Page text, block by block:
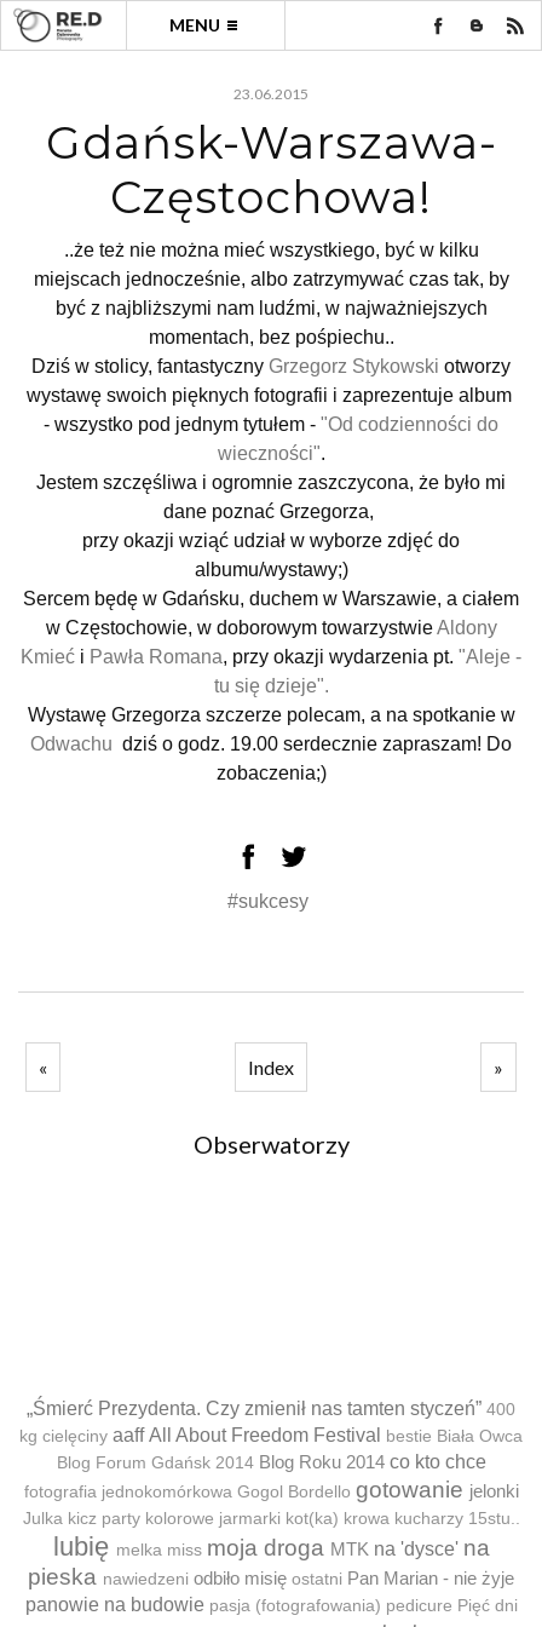
MENU
23.06.2015
Gdańsk-Warszawa-
Częstochowa!
..że też nie można mieć wszystkiego, być w kilku
miejscach jednocześnie, albo zatrzymywać czas tak, by
być z najbliższymi nam ludźmi, w najważniejszych
momentach, bez pośpiechu..
Dziś w stolicy, fantastyczny Grzegorz Stykowski otworzy
wystawę swoich pięknych fotografii i zaprezentuje album
- wszystko pod jednym tytułem - "Od codzienności do
wieczności".
Jestem szczęśliwa i ogromnie zaszczycona, że było mi
dane poznać Grzegorza,
przy okazji wziąć udział w wyborze zdjęć do
albumu/wystawy;)
Sercem będę w Gdańsku, duchem w Warszawie, a ciałem
w Częstochowie, w doborowym towarzystwieAldony
Kmieć i Pawła Romana, przy okazji wydarzenia pt. "Aleje -
tu się dzieje".
Wystawę Grzegorza szczerze polecam, a na spotkanie w
Odwachu dziś o godz. 19.00 serdecznie zapraszam! Do
zobaczenia;)
#sukcesy
« Index »
Obserwatorzy
„Śmierć Prezydenta. Czy zmienił nas tamten styczeń” 400
kg cielęciny aaff All About Freedom Festival bestie Biała Owca
Blog Forum Gdańsk 2014 Blog Roku 2014 co kto chce
fotografia jednokomórkowa Gogol Bordello gotowanie jelonki
Julka kicz party kolorowe jarmarki kot(ka) krowa kucharzy 15stu..
lubię melka miss moja droga MTK na 'dysce' na
pieska nawiedzeni odbiło misię ostatni Pan Marian - nie żyje
panowie na budowie pasja (fotografowania) pedicure Pięć dni